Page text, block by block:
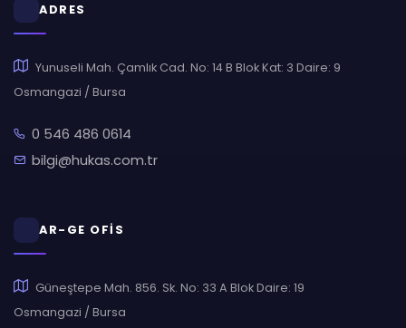
ADRES
Yunuseli Mah. Çamlık Cad. No: 14 B Blok Kat: 3 Daire: 9
Osmangazi / Bursa
0 546 486 0614
bilgi@hukas.com.tr
AR-GE OFİS
Güneştepe Mah. 856. Sk. No: 33 A Blok Daire: 19
Osmangazi / Bursa